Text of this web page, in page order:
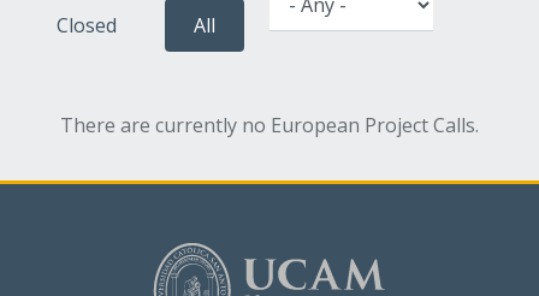
Closed
All
There are currently no European Project Calls.